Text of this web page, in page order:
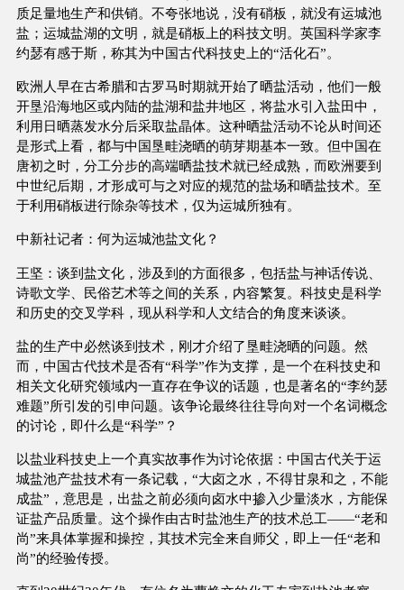
质足量地生产和供销。不夸张地说，没有硝板，就没有运城池
盐；运城盐湖的文明，就是硝板上的科技文明。英国科学家李
约瑟有感于斯，称其为中国古代科技史上的“活化石”。
欧洲人早在古希腊和古罗马时期就开始了晒盐活动，他们一般
开垦沿海地区或内陆的盐湖和盐井地区，将盐水引入盐田中，
利用日晒蒸发水分后采取盐晶体。这种晒盐活动不论从时间还
是形式上看，都与中国垦畦浇晒的萌芽期基本一致。但中国在
唐初之时，分工分步的高端晒盐技术就已经成熟，而欧洲要到
中世纪后期，才形成可与之对应的规范的盐场和晒盐技术。至
于利用硝板进行除杂等技术，仅为运城所独有。
中新社记者：何为运城池盐文化？
王坚：谈到盐文化，涉及到的方面很多，包括盐与神话传说、
诗歌文学、民俗艺术等之间的关系，内容繁复。科技史是科学
和历史的交叉学科，现从科学和人文结合的角度来谈谈。
盐的生产中必然谈到技术，刚才介绍了垦畦浇晒的问题。然
而，中国古代技术是否有“科学”作为支撑，是一个在科技史和
相关文化研究领域内一直存在争议的话题，也是著名的“李约瑟
难题”所引发的引申问题。该争论最终往往导向对一个名词概念
的讨论，即什么是“科学”？
以盐业科技史上一个真实故事作为讨论依据：中国古代关于运
城盐池产盐技术有一条记载，“大卤之水，不得甘泉和之，不能
成盐”，意思是，出盐之前必须向卤水中掺入少量淡水，方能保
证盐产品质量。这个操作由古时盐池生产的技术总工——“老和
尚”来具体掌握和操控，其技术完全来自师父，即上一任“老和
尚”的经验传授。